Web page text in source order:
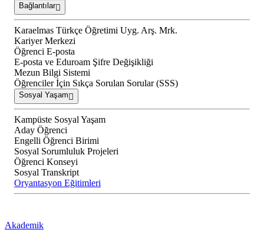
Bağlantılar
Karaelmas Türkçe Öğretimi Uyg. Arş. Mrk.
Kariyer Merkezi
Öğrenci E-posta
E-posta ve Eduroam Şifre Değişikliği
Mezun Bilgi Sistemi
Öğrenciler İçin Sıkça Sorulan Sorular (SSS)
Sosyal Yaşam
Kampüste Sosyal Yaşam
Aday Öğrenci
Engelli Öğrenci Birimi
Sosyal Sorumluluk Projeleri
Öğrenci Konseyi
Sosyal Transkript
Oryantasyon Eğitimleri
Akademik